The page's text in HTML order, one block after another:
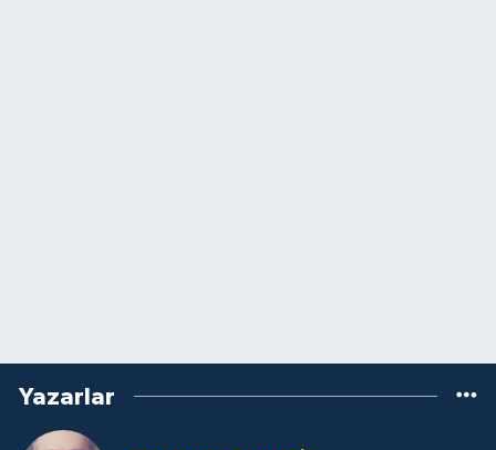
Yazarlar